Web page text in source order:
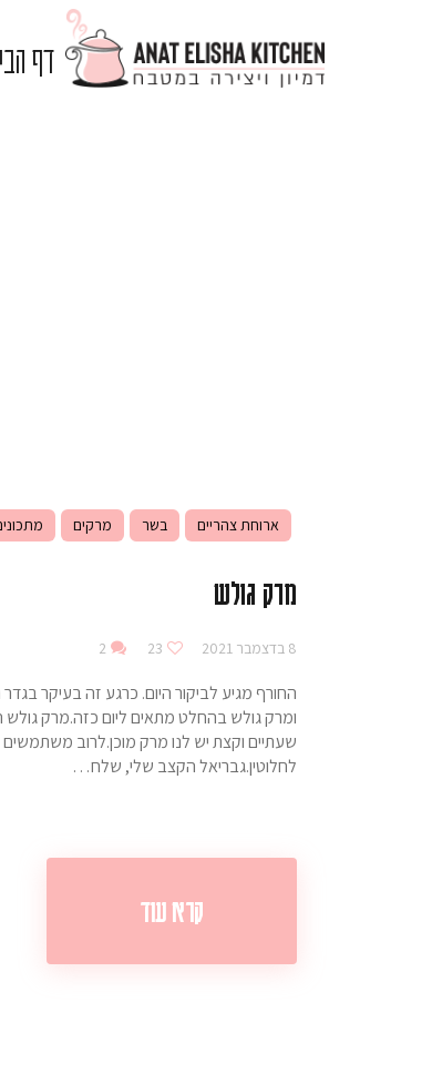
דף
ארוחת צהריים בשר מרקים
מרק גולש
8 בדצמבר 2021 23
2
החורף מגיע לביקור היום. כרגע זה בעיקר
ומרק גולש בהחלט מתאים ליום כזה.מרק
לחלוטין.גבריאל הקצב שלי, שלח…
קרא עוד